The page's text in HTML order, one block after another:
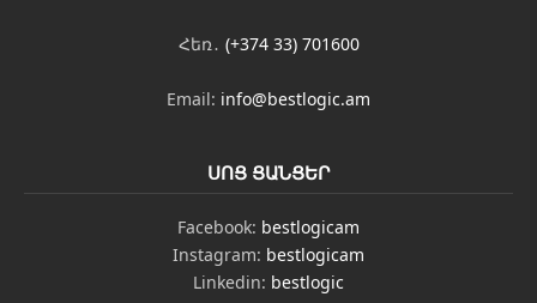
Հեռ․ (+374 33) 701600
Email: info@bestlogic.am
ՍՈՑ ՑԱՆՑԵՐ
Facebook: bestlogicam
Instagram: bestlogicam
Linkedin: bestlogic